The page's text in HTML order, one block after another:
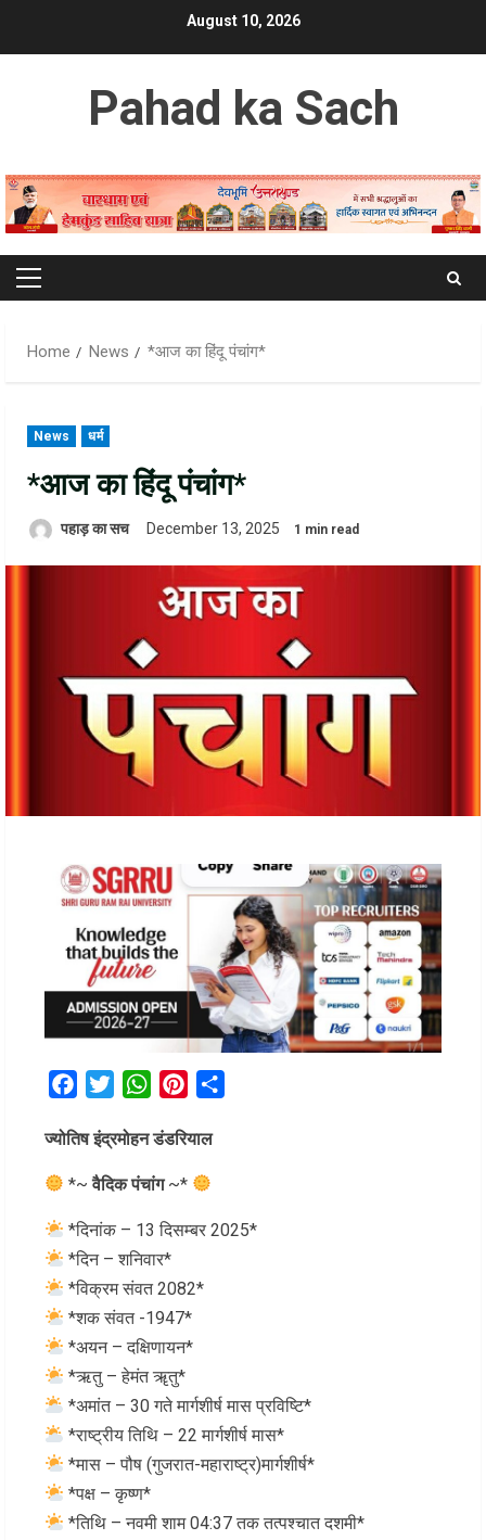
August 10, 2026
Pahad ka Sach
Primary
Home
News *आज का हिंदू पंचांग*
News धर्म
*आज का हिंदू पंचांग*
पहाड़ का सच December 13, 2025 1 min read
FacebookTwitterWhatsAppPinterest
ज्योतिष इंद्रमोहन डंडरियाल
*~वैदिक पंचांग~*
*दिनांक – 13 दिसम्बर 2025*
*दिन – शनिवार*
*विक्रम संवत 2082*
*शक संवत -1947*
*अयन – दक्षिणायन*
*ऋतु – हेमंत ॠतु*
*अमांत – 30 गते मार्गशीर्ष मास प्रविष्टि*
*राष्ट्रीय तिथि – 22 मार्गशीर्ष मास*
*मास – पौष (गुजरात-महाराष्ट्र)मार्गशीर्ष*
*पक्ष – कृष्ण*
*तिथि – नवमी शाम 04:37 तक तत्पश्चात दशमी*